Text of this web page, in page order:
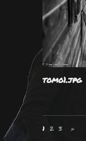
tomo1.jpg
1 2 3 >